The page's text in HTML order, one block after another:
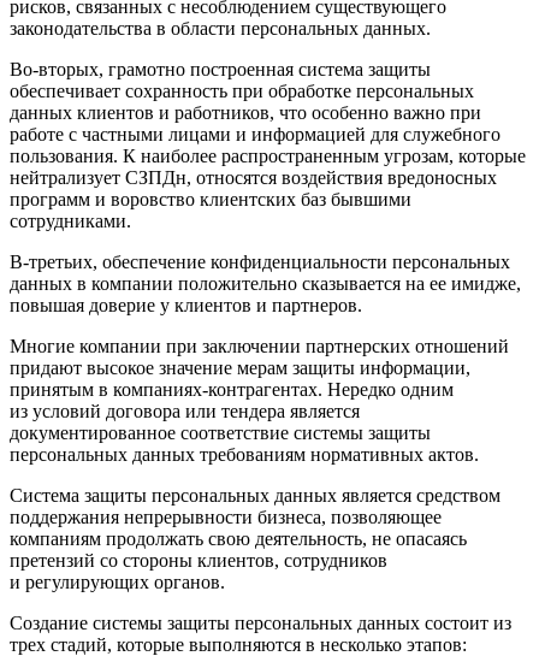
рисков, связанных с несоблюдением существующего
законодательства в области персональных данных.
Во-вторых, грамотно построенная система защиты
обеспечивает сохранность при обработке персональных
данных клиентов и работников, что особенно важно при
работе с частными лицами и информацией для служебного
пользования. К наиболее распространенным угрозам, которые
нейтрализует СЗПДн, относятся воздействия вредоносных
программ и воровство клиентских баз бывшими
сотрудниками.
В-третьих, обеспечение конфиденциальности персональных
данных в компании положительно сказывается на ее имидже,
повышая доверие у клиентов и партнеров.
Многие компании при заключении партнерских отношений
придают высокое значение мерам защиты информации,
принятым в компаниях-контрагентах. Нередко одним
из условий договора или тендера является
документированное соответствие системы защиты
персональных данных требованиям нормативных актов.
Система защиты персональных данных является средством
поддержания непрерывности бизнеса, позволяющее
компаниям продолжать свою деятельность, не опасаясь
претензий со стороны клиентов, сотрудников
и регулирующих органов.
Создание системы защиты персональных данных состоит из
трех стадий, которые выполняются в несколько этапов: